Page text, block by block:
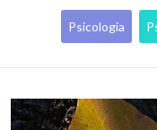
Psicologia